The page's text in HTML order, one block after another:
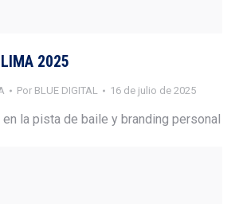
2025
Por BLUE DIGITAL 16 de julio de 2025
la pista de baile y branding personal